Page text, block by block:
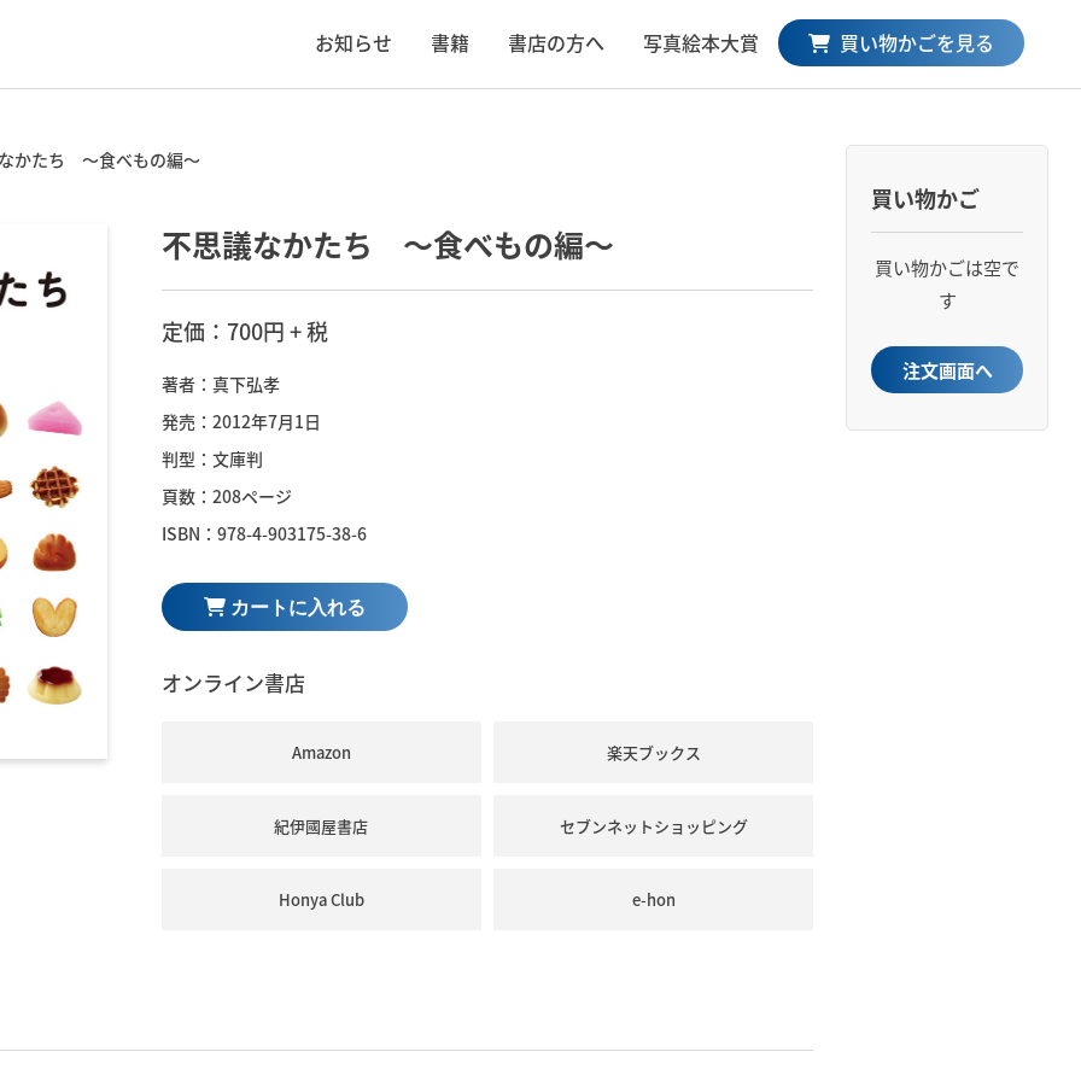
お知らせ 書籍 書店の方へ 写真絵本大賞 買い物かごを見る
かたち ～食べもの編～
不思議なかたち ～食べもの編～
定価：700円 + 税
著者：真下弘孝
発売：2012年7月1日
判型：文庫判
頁数：208ページ
ISBN：978-4-903175-38-6
オンライン書店
Amazon 楽天ブックス
紀伊國屋書店 セブンネットショッピング
Honya Club e-hon
買い物かご
買い物かごは空で
す
注文画面へ